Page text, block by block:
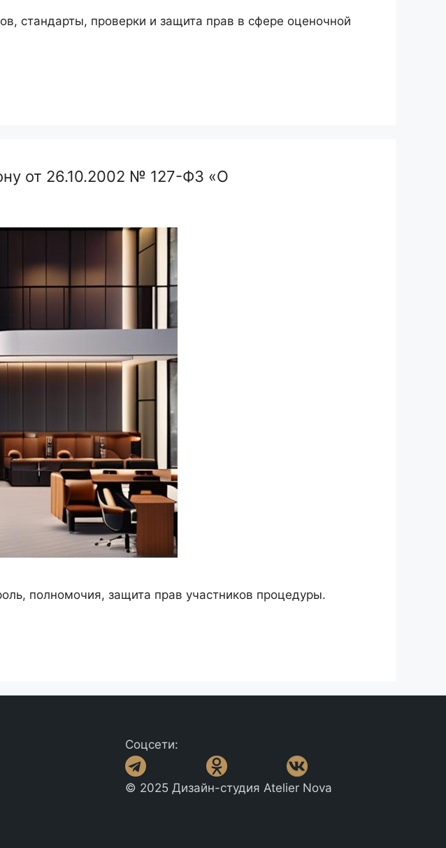
стандарты, проверки и защита прав в сфере оценочной
от 26.10.2002 № 127-ФЗ «О
полномочия, защита прав участников процедуры.
Соцсети:
© 2025 Дизайн-студия Atelier Nova